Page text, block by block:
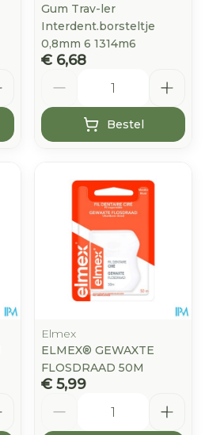
Gum Trav-ler
Interdent.borsteltje
0,8mm 6 1314m6
€ 6,68
Bestel
Elmex
ELMEX® GEWAXTE
FLOSDRAAD 50M
€ 5,99